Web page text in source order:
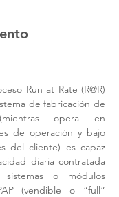
Run at Rate (R@R)
de fabricación de
opera en
de operación y bajo
del cliente) es capaz
diaria contratada
o módulos
(vendible o “full”